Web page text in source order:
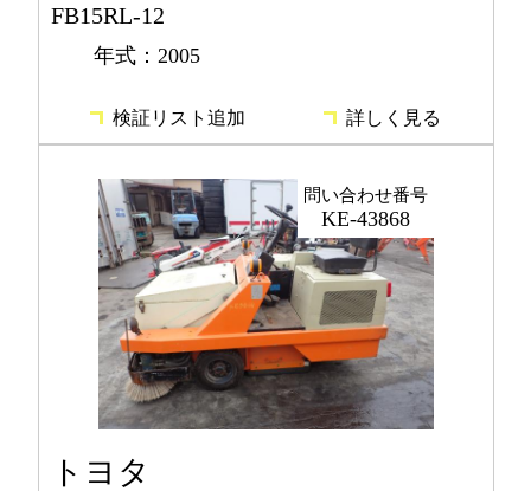
FB15RL-12
年式：2005
検証リスト追加 詳しく見る
問い合わせ番号
KE-43868
トヨタ